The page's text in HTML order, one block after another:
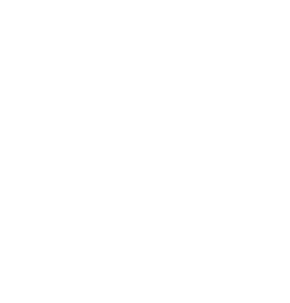
- Varal Multiuso 16 Grampos Sortido